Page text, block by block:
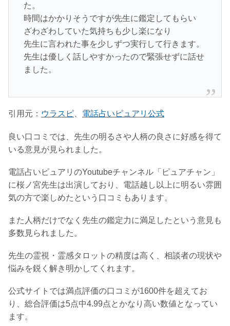
た。
時間はかかりそうですが先生に鑑定してもらい
ざわざわしていた気持ちも少し楽になり
先生に言われた事を少しずつ実行して行きます。
先生は優しく話しやすかったので緊張せずに話せ
ました。
引用元： ウラスピ 電話占いピュアリ公式
良い口コミでは、先生の明るさや人柄の良さに好感を得て
いる意見が見られました。
電話占いピュアリのYoutubeチャンネル「ピュアチャン」
に桜ノ宮先生は出演しており、電話越し以上に明るい雰囲
気の方で楽しめたという口コミもあります。
また人柄だけでなく先生の鑑定力に満足したという意見も
多数見られました。
先生の霊視・霊感タロットの精度は高く、相談者の現状や
悩みを鋭く解き明かしてくれます。
公式サイトでは満点評価の口コミが1600件を超えてお
り、総合評価は5点中4.99点とかなり高い数値となってい
ます。